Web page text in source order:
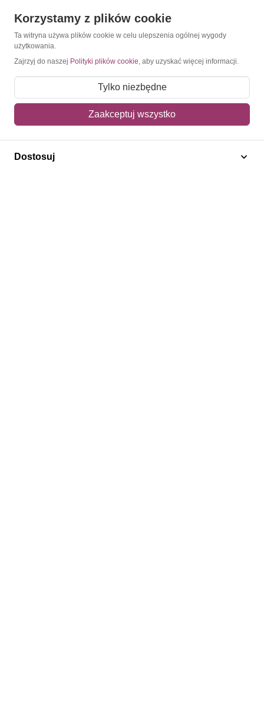
Paragwaj 1987 Mi 4111-4115 Czyste **
31,00 zł
Dodaj do koszyka
Korzystamy z plików cookie
Ta witryna używa plików cookie w celu ulepszenia ogólnej wygody
użytkowania.
Zajrzyj do naszej Polityki plików cookie, aby uzyskać więcej informacji.
Tylko niezbędne
Zaakceptuj wszystko
Dostosuj